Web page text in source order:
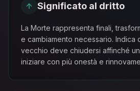
Significato al dritto
La Morte rappresenta finali,
e cambiamento necessario. Indica
vecchio deve chiudersi affinché
iniziare con più onestà e